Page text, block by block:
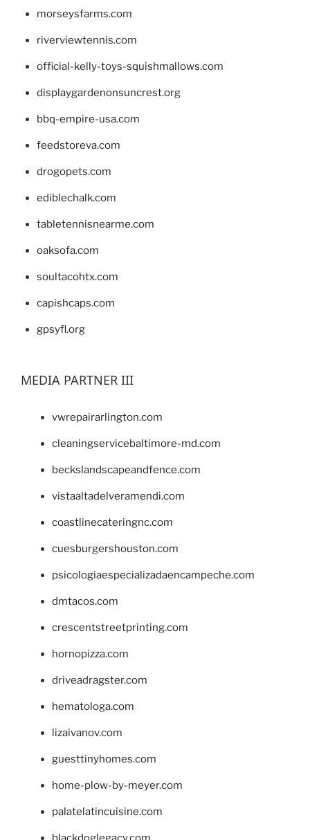
morseysfarms.com
riverviewtennis.com
official-kelly-toys-squishmallows.com
displaygardenonsuncrest.org
bbq-empire-usa.com
feedstoreva.com
drogopets.com
ediblechalk.com
tabletennisnearme.com
oaksofa.com
soultacohtx.com
capishcaps.com
gpsyfl.org
MEDIA PARTNER III
vwrepairarlington.com
cleaningservicebaltimore-md.com
beckslandscapeandfence.com
vistaaltadelveramendi.com
coastlinecateringnc.com
cuesburgershouston.com
psicologiaespecializadaencampeche.com
dmtacos.com
crescentstreetprinting.com
hornopizza.com
driveadragster.com
hematologa.com
lizaivanov.com
guesttinyhomes.com
home-plow-by-meyer.com
palatelatincuisine.com